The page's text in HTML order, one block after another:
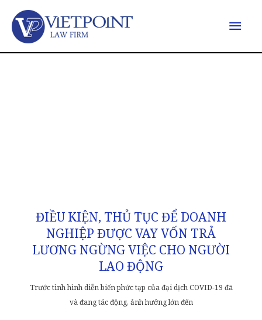
ĐIỀU KIỆN, THỦ TỤC ĐỂ DOANH
NGHIỆP ĐƯỢC VAY VỐN TRẢ
LƯƠNG NGỪNG VIỆC CHO NGƯỜI
LAO ĐỘNG
Trước tình hình diễn biến phức tạp của đại dịch COVID-19 đã
và đang tác động, ảnh hưởng lớn đến